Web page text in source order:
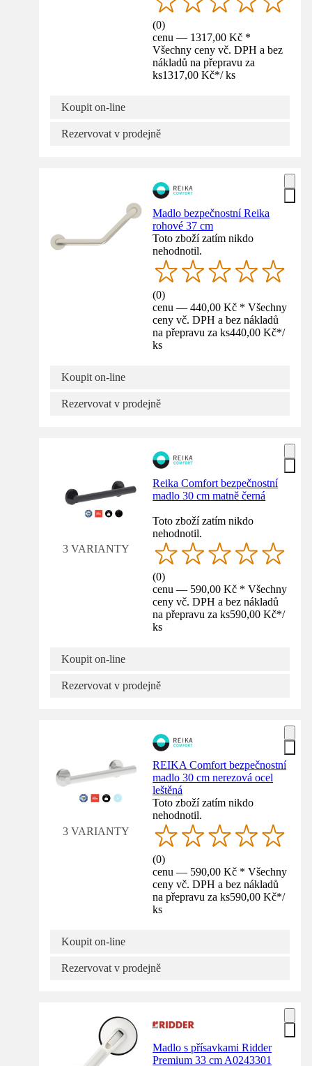
(0)
cenu — 1317,00 Kč *
Všechny ceny vč. DPH a bez
nákladů na přepravu za
ks1317,00 Kč*/ ks
Koupit on-line
Rezervovat v prodejně
Madlo bezpečnostní Reika
rohové 37 cm
Toto zboží zatím nikdo
nehodnotil.
(0)
cenu — 440,00 Kč * Všechny
ceny vč. DPH a bez nákladů
na přepravu za ks440,00 Kč*/
ks
Koupit on-line
Rezervovat v prodejně
3 VARIANTY
Reika Comfort bezpečnostní
madlo 30 cm matně černá
Toto zboží zatím nikdo
nehodnotil.
(0)
cenu — 590,00 Kč * Všechny
ceny vč. DPH a bez nákladů
na přepravu za ks590,00 Kč*/
ks
Koupit on-line
Rezervovat v prodejně
3 VARIANTY
REIKA Comfort bezpečnostní
madlo 30 cm nerezová ocel
leštěná
Toto zboží zatím nikdo
nehodnotil.
(0)
cenu — 590,00 Kč * Všechny
ceny vč. DPH a bez nákladů
na přepravu za ks590,00 Kč*/
ks
Koupit on-line
Rezervovat v prodejně
Madlo s přísavkami Ridder
Premium 33 cm A0243301